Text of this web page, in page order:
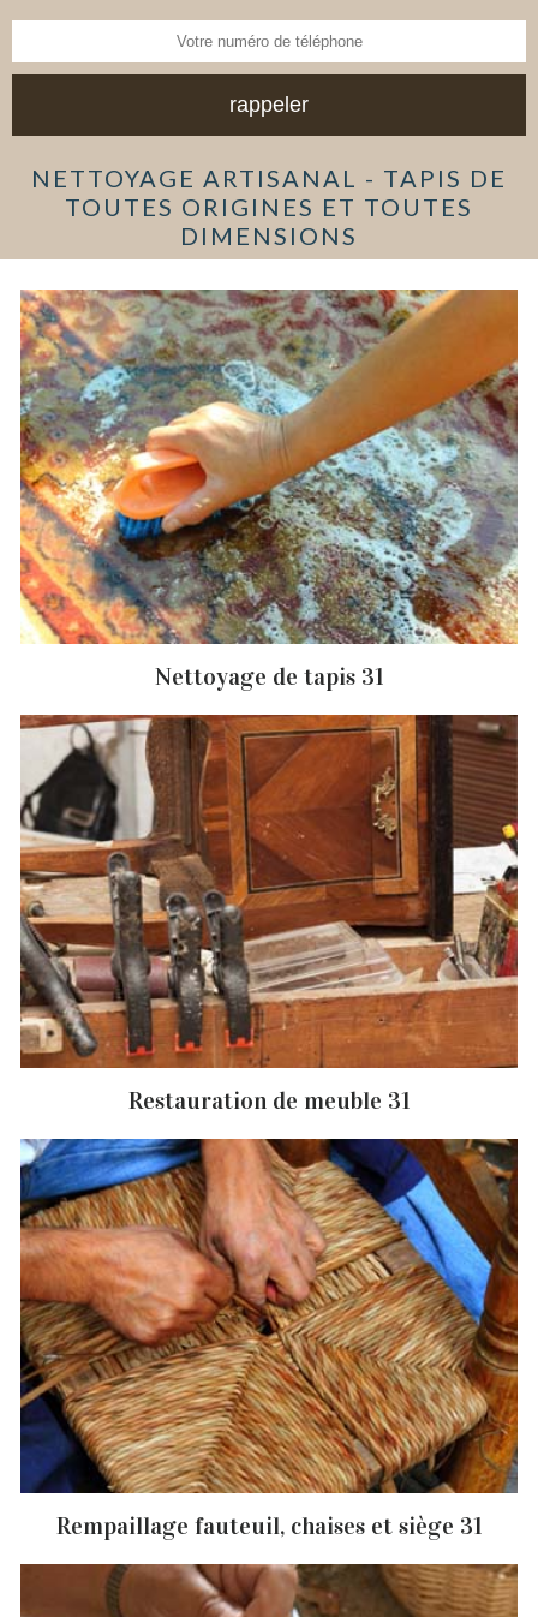
NETTOYAGE ARTISANAL - TAPIS DE
TOUTES ORIGINES ET TOUTES
DIMENSIONS
Nettoyage de tapis 31
Restauration de meuble 31
Rempaillage fauteuil, chaises et siège 31